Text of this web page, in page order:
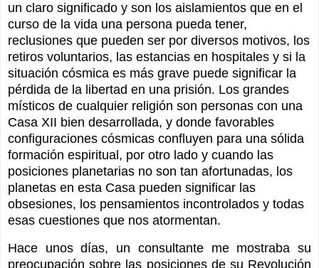
un claro significado y son los aislamientos que en el
curso de la vida una persona pueda tener,
reclusiones que pueden ser por diversos motivos, los
retiros voluntarios, las estancias en hospitales y si la
situación cósmica es más grave puede significar la
pérdida de la libertad en una prisión. Los grandes
místicos de cualquier religión son personas con una
Casa XII bien desarrollada, y donde favorables
configuraciones cósmicas confluyen para una sólida
formación espiritual, por otro lado y cuando las
posiciones planetarias no son tan afortunadas, los
planetas en esta Casa pueden significar las
obsesiones, los pensamientos incontrolados y todas
esas cuestiones que nos atormentan.
Hace unos días, un consultante me mostraba su
preocupación sobre las posiciones de su Revolución